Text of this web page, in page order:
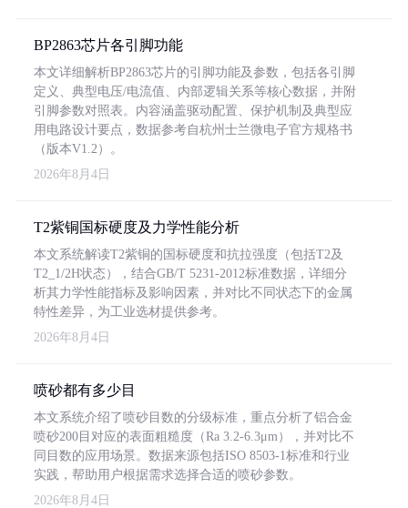
BP2863芯片各引脚功能
本文详细解析BP2863芯片的引脚功能及参数，包括各引脚
定义、典型电压/电流值、内部逻辑关系等核心数据，并附
引脚参数对照表。内容涵盖驱动配置、保护机制及典型应
用电路设计要点，数据参考自杭州士兰微电子官方规格书
（版本V1.2）。
2026年8月4日
T2紫铜国标硬度及力学性能分析
本文系统解读T2紫铜的国标硬度和抗拉强度（包括T2及
T2_1/2H状态），结合GB/T 5231-2012标准数据，详细分
析其力学性能指标及影响因素，并对比不同状态下的金属
特性差异，为工业选材提供参考。
2026年8月4日
喷砂都有多少目
本文系统介绍了喷砂目数的分级标准，重点分析了铝合金
喷砂200目对应的表面粗糙度（Ra 3.2-6.3μm），并对比不
同目数的应用场景。数据来源包括ISO 8503-1标准和行业
实践，帮助用户根据需求选择合适的喷砂参数。
2026年8月4日